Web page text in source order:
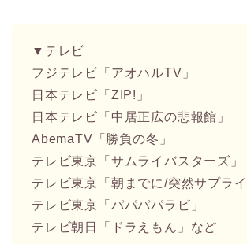
▼テレビ
フジテレビ「アオハルTV」
日本テレビ「ZIP!」
日本テレビ「中居正広の悲報館」
AbemaTV「勝負の冬」
テレビ東京「サムライバスターズ」
テレビ東京「朝までに/突然サプライ
テレビ東京「パパパパラビ」
テレビ朝日「ドラえもん」など